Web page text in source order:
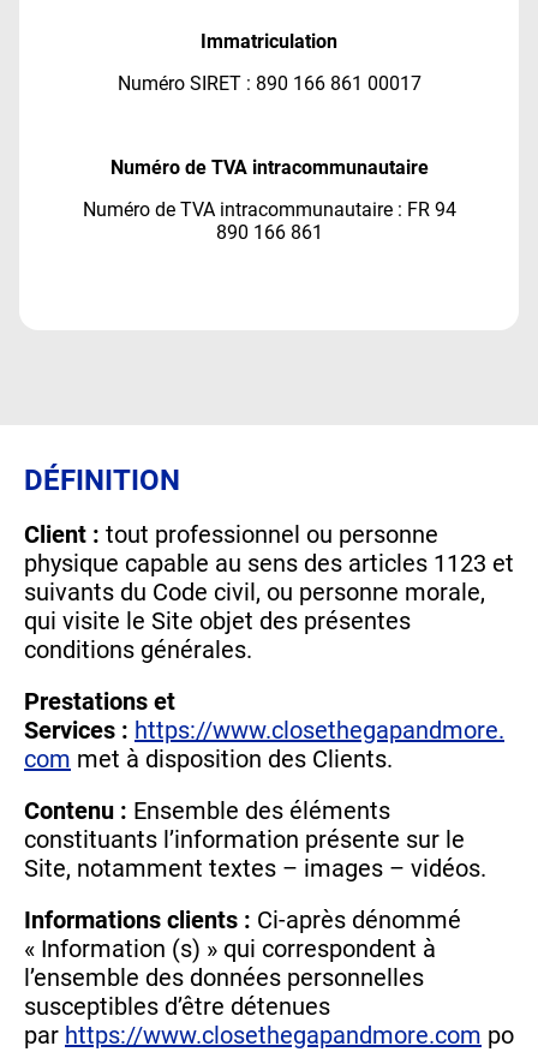
Immatriculation
Numéro SIRET : 890 166 861 00017
Numéro de TVA intracommunautaire
Numéro de TVA intracommunautaire : FR 94
890 166 861
DÉFINITION
Client : tout professionnel ou personne
physique capable au sens des articles 1123 et
suivants du Code civil, ou personne morale,
qui visite le Site objet des présentes
conditions générales.
Prestations et
Services : https://www.closethegapandmore.
com met à disposition des Clients.
Contenu : Ensemble des éléments
constituants l’information présente sur le
Site, notamment textes – images – vidéos.
Informations clients : Ci-après dénommé
« Information (s) » qui correspondent à
l’ensemble des données personnelles
susceptibles d’être détenues
par https://www.closethegapandmore.com po